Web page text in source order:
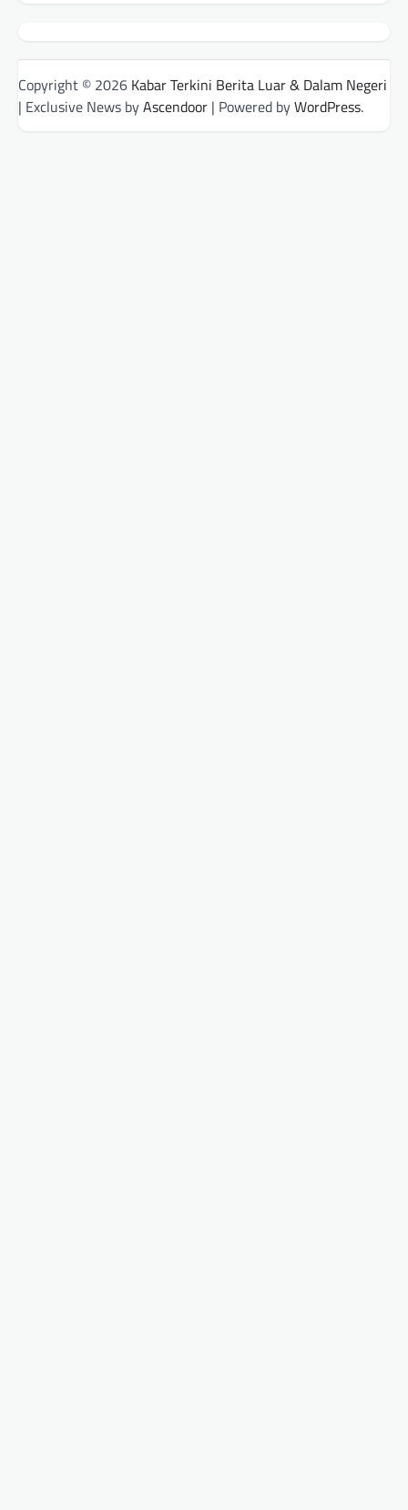
Copyright © 2026 Kabar Terkini Berita Luar & Dalam Negeri
| Exclusive News byAscendoor | Powered byWordPress.